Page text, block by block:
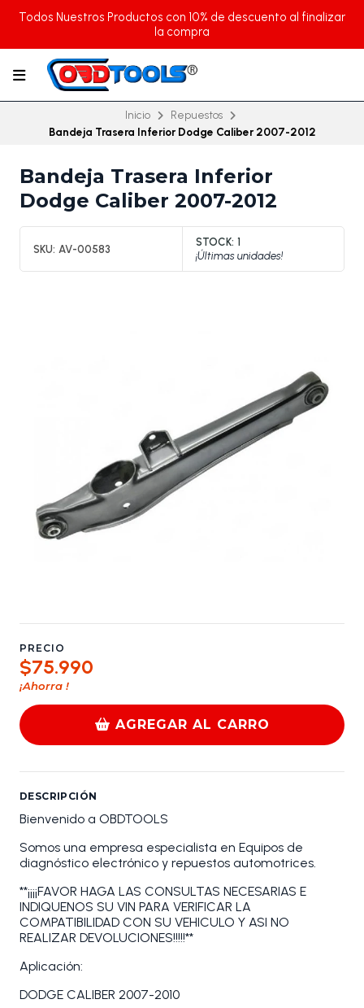
Todos Nuestros Productos con 10% de descuento al finalizar
la compra
Inicio
Repuestos
Bandeja Trasera Inferior Dodge Caliber 2007-2012
Bandeja Trasera Inferior
Dodge Caliber 2007-2012
SKU: AV-00583
STOCK: 1
¡Últimas unidades!
PRECIO
$75.990
¡Ahorra !
AGREGAR AL CARRO
DESCRIPCIÓN
Bienvenido a OBDTOOLS
Somos una empresa especialista en Equipos de
diagnóstico electrónico y repuestos automotrices.
**¡¡¡¡FAVOR HAGA LAS CONSULTAS NECESARIAS E
INDIQUENOS SU VIN PARA VERIFICAR LA
COMPATIBILIDAD CON SU VEHICULO Y ASI NO
REALIZAR DEVOLUCIONES!!!!!**
Aplicación:
DODGE CALIBER 2007-2010